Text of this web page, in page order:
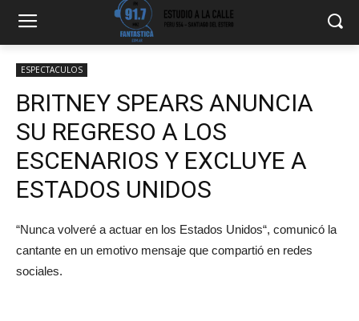
ESPECTACULOS
BRITNEY SPEARS ANUNCIA
SU REGRESO A LOS
ESCENARIOS Y EXCLUYE A
ESTADOS UNIDOS
“Nunca volveré a actuar en los Estados Unidos“, comunicó la
cantante en un emotivo mensaje que compartió en redes
sociales.